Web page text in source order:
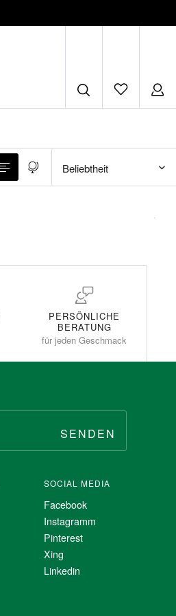
PERSÖNLICHE
BERATUNG
für jeden Geschmack
SENDEN
SOCIAL MEDIA
Facebook
Instagramm
Pinterest
Xing
Linkedin